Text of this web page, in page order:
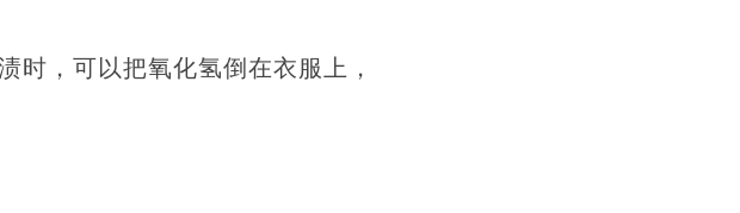
时，可以把氧化氢倒在衣服上，